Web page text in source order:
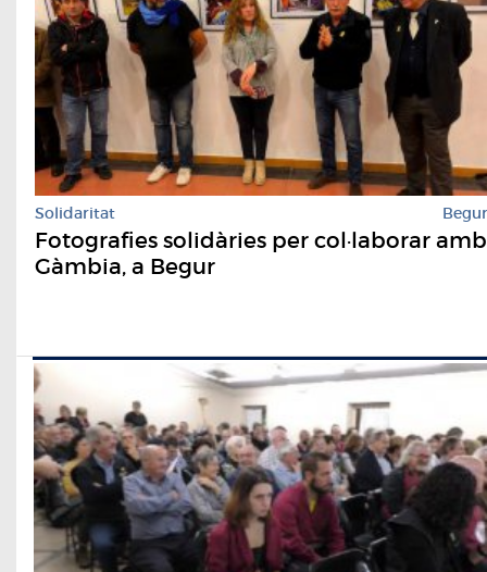
Solidaritat Begur
Fotografies solidàries per col·laborar amb
Gàmbia, a Begur